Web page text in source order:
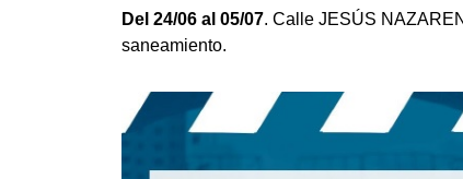
Del 24/06 al 05/07. Calle JESÚS
saneamiento.